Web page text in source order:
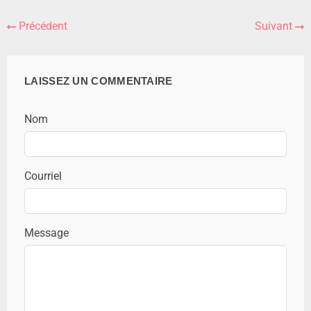
Précédent Suivant
LAISSEZ UN COMMENTAIRE
Nom
Courriel
Message